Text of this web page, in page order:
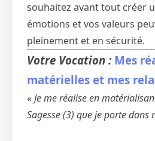
souhaitez avant tout créer
émotions et vos valeurs
pleinement et en sécurité.
Votre Vocation : Mes
matérielles et mes
« Je me réalise en
Sagesse (3) que je porte